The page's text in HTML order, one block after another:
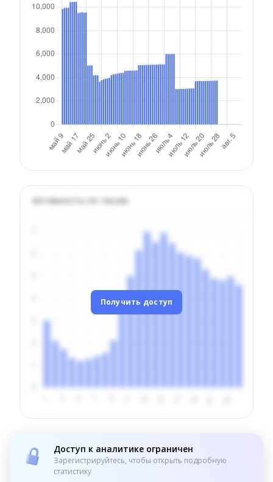
Активность по часам
Получить доступ
Доступ к аналитике ограничен
Зарегистрируйтесь, чтобы открыть подробную
статистику